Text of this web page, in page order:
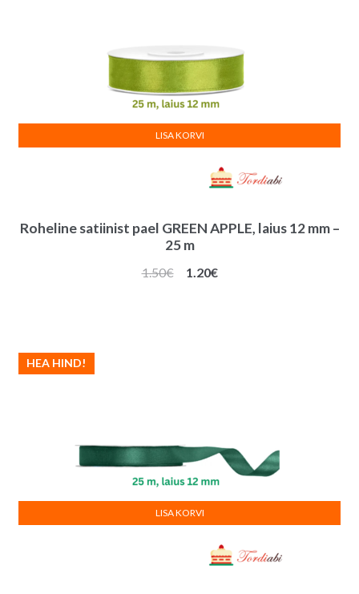
Roheline satiinist pael GREEN APPLE, laius 12 mm –
25 m
1.50€
Algne
1.20€Praegune
LISA KORVI
HEA HIND!
LISA KORVI